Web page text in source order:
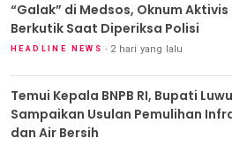
“Galak” di Medsos, Oknum
Berkutik Saat Diperiksa Polisi
HEADLINE NEWS 2 hari yang lalu
Temui Kepala BNPB RI, Bupati Luwu
Sampaikan Usulan Pemulihan
dan Air Bersih